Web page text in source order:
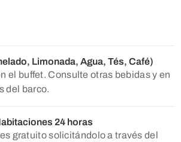
Limonada, Agua, Tés, Café)
el buffet. Consulte otras bebidas y en
del barco.
24 horas
gratuito solicitándolo a través del